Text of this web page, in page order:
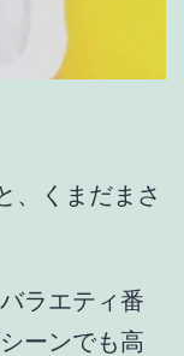
、
くまだまさ
ラエティ番
ーンでも高